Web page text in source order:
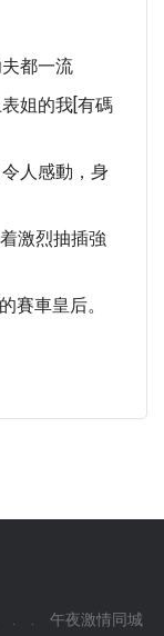
都一流
姐的我[有碼
人感動，身
激烈抽插強
賽車皇后。
午夜激情同城